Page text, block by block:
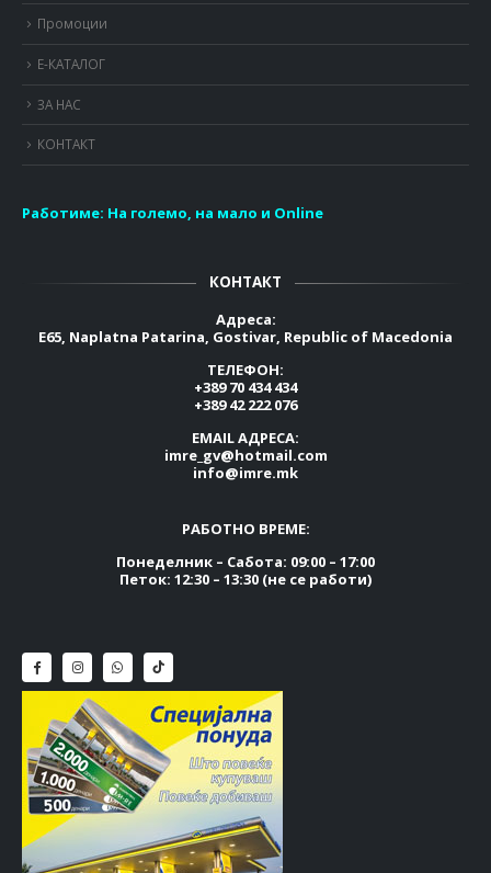
Промоции
Е-КАТАЛОГ
ЗА НАС
КОНТАКТ
Работиме: На големо, на мало и Online
КОНТАКТ
Адреса:
E65, Naplatna Patarina, Gostivar, Republic of Macedonia
ТЕЛЕФОН:
+389 70 434 434
+389 42 222 076
EMAIL АДРЕСА:
imre_gv@hotmail.com
info@imre.mk
РАБОТНО ВРЕМЕ:
Понеделник – Сабота: 09:00 – 17:00
Петок: 12:30 – 13:30 (не се работи)